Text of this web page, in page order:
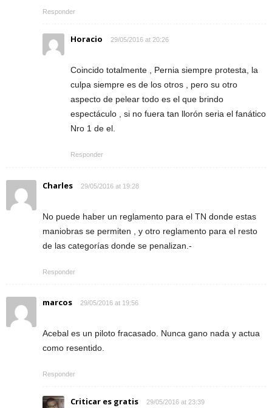
Responder
Horacio 29/05/2016 at 20:26
Coincido totalmente , Pernia siempre protesta, la
culpa siempre es de los otros , pero su otro
aspecto de pelear todo es el que brindo
espectáculo , si no fuera tan llorón seria el fanático
Nro 1 de el.
Responder
Charles 29/05/2016 at 19:28
No puede haber un reglamento para el TN donde estas
maniobras se permiten , y otro reglamento para el resto
de las categorías donde se penalizan.-
Responder
marcos 29/05/2016 at 19:56
Acebal es un piloto fracasado. Nunca gano nada y actua
como resentido.
Responder
Criticar es gratis 29/05/2016 at 23:39